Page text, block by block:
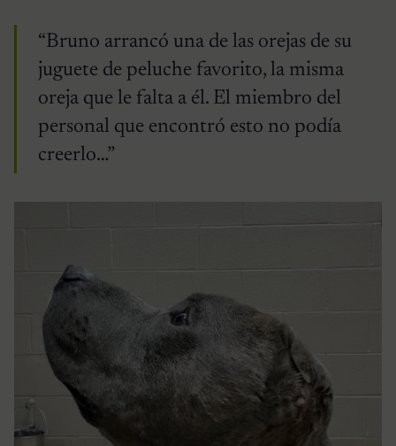
“Bruno arrancó una de las orejas de su
juguete de peluche favorito, la misma
oreja que le falta a él. El miembro del
personal que encontró esto no podía
creerlo…”